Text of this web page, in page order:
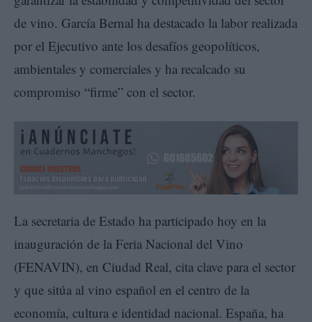
de vino. García Bernal ha destacado la labor realizada
por el Ejecutivo ante los desafíos geopolíticos,
ambientales y comerciales y ha recalcado su
compromiso “firme” con el sector.
La secretaria de Estado ha participado hoy en la
inauguración de la Feria Nacional del Vino
(FENAVIN), en Ciudad Real, cita clave para el sector
y que sitúa al vino español en el centro de la
economía, cultura e identidad nacional. España, ha